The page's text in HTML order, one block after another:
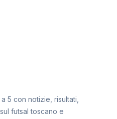
5 con notizie, risultati,
futsal toscano e